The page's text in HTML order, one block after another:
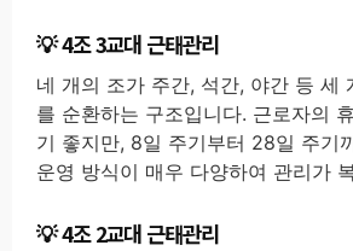
4조 3교대 근태관리
네 개의 조가 주간, 석간, 야간 등 세
를 순환하는 구조입니다. 근로자의
기 좋지만, 8일 주기부터 28일 주기
운영 방식이 매우 다양하여 관리가
4조 2교대 근태관리